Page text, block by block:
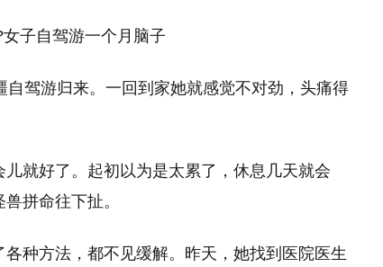
驾游归来。一回到家她就感觉不对劲，头痛得
就好了。起初以为是太累了，休息几天就会
拼命往下扯。
种方法，都不见缓解。昨天，她找到医院医生